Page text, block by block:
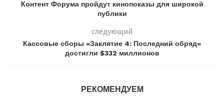
Контент Форума пройдут кинопоказы для широкой
публики
следующий
Кассовые сборы «Заклятие 4: Последний обряд»
достигли $332 миллионов
РЕКОМЕНДУЕМ